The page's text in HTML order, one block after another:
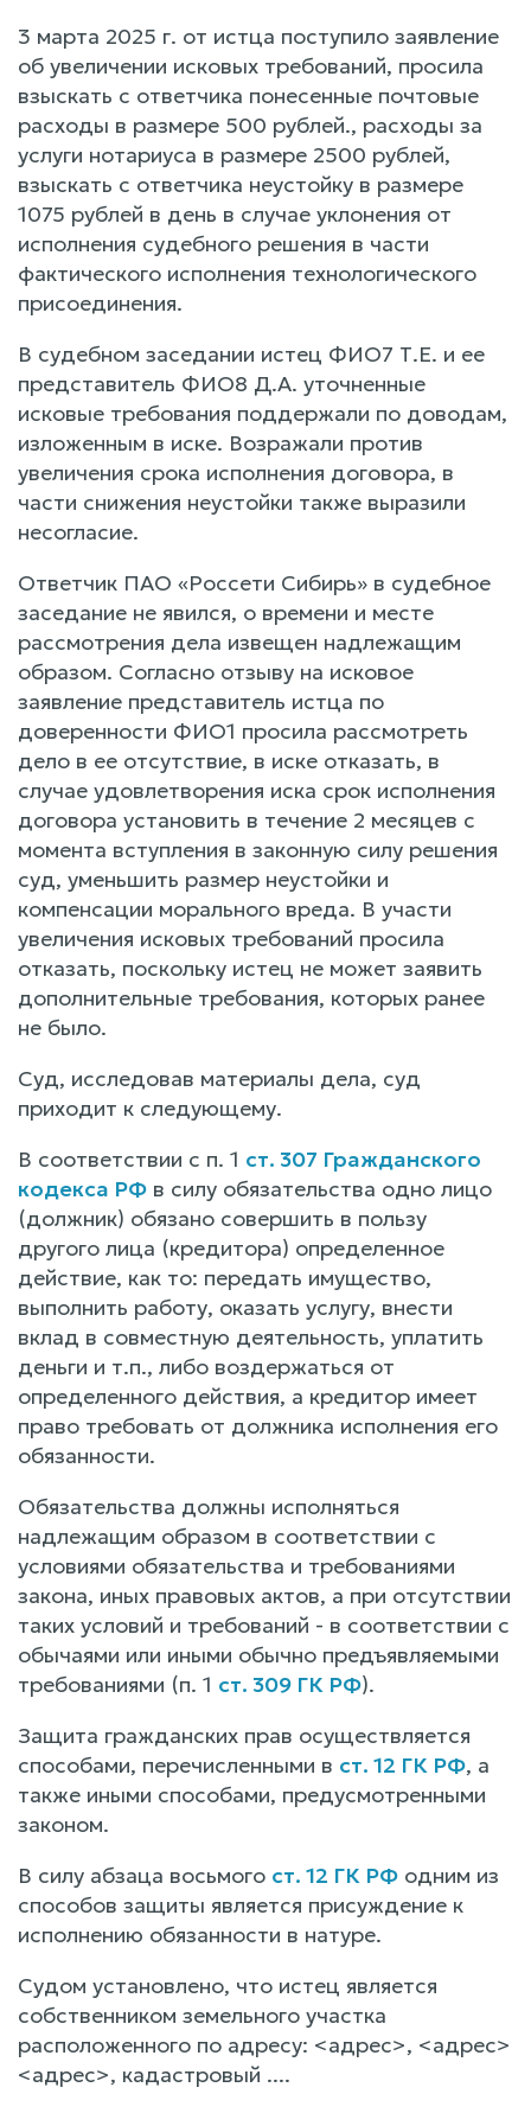
3 марта 2025 г. от истца поступило заявление
об увеличении исковых требований, просила
взыскать с ответчика понесенные почтовые
расходы в размере 500 рублей., расходы за
услуги нотариуса в размере 2500 рублей,
взыскать с ответчика неустойку в размере
1075 рублей в день в случае уклонения от
исполнения судебного решения в части
фактического исполнения технологического
присоединения.
В судебном заседании истец ФИО7 Т.Е. и ее
представитель ФИО8 Д.А. уточненные
исковые требования поддержали по доводам,
изложенным в иске. Возражали против
увеличения срока исполнения договора, в
части снижения неустойки также выразили
несогласие.
Ответчик ПАО «Россети Сибирь» в судебное
заседание не явился, о времени и месте
рассмотрения дела извещен надлежащим
образом. Согласно отзыву на исковое
заявление представитель истца по
доверенности ФИО1 просила рассмотреть
дело в ее отсутствие, в иске отказать, в
случае удовлетворения иска срок исполнения
договора установить в течение 2 месяцев с
момента вступления в законную силу решения
суд, уменьшить размер неустойки и
компенсации морального вреда. В участи
увеличения исковых требований просила
отказать, поскольку истец не может заявить
дополнительные требования, которых ранее
не было.
Суд, исследовав материалы дела, суд
приходит к следующему.
В соответствии с п. 1 ст. 307 Гражданского
кодекса РФ в силу обязательства одно лицо
(должник) обязано совершить в пользу
другого лица (кредитора) определенное
действие, как то: передать имущество,
выполнить работу, оказать услугу, внести
вклад в совместную деятельность, уплатить
деньги и т.п., либо воздержаться от
определенного действия, а кредитор имеет
право требовать от должника исполнения его
обязанности.
Обязательства должны исполняться
надлежащим образом в соответствии с
условиями обязательства и требованиями
закона, иных правовых актов, а при отсутствии
таких условий и требований - в соответствии с
обычаями или иными обычно предъявляемыми
требованиями (п. 1 ст. 309 ГК РФ).
Защита гражданских прав осуществляется
способами, перечисленными в ст. 12 ГК РФ, а
также иными способами, предусмотренными
законом.
В силу абзаца восьмого ст. 12 ГК РФ одним из
способов защиты является присуждение к
исполнению обязанности в натуре.
Судом установлено, что истец является
собственником земельного участка
расположенного по адресу: <адрес>, <адрес>
<адрес>, кадастровый ....